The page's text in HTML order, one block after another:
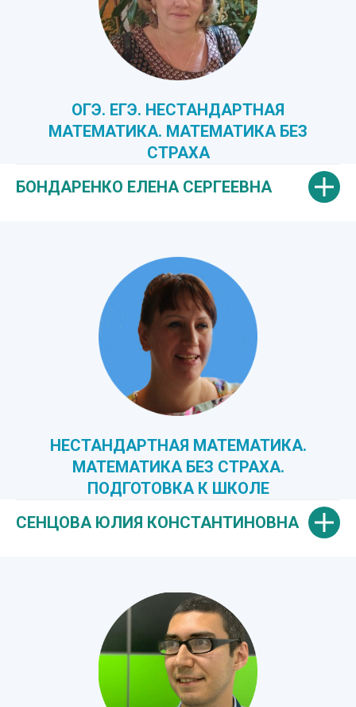
ОГЭ. ЕГЭ. НЕСТАНДАРТНАЯ
МАТЕМАТИКА. МАТЕМАТИКА БЕЗ
СТРАХА
БОНДАРЕНКО ЕЛЕНА СЕРГЕЕВНА
НЕСТАНДАРТНАЯ МАТЕМАТИКА.
МАТЕМАТИКА БЕЗ СТРАХА.
ПОДГОТОВКА К ШКОЛЕ
СЕНЦОВА ЮЛИЯ КОНСТАНТИНОВНА